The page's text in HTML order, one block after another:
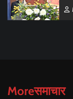
Moreसमाचार